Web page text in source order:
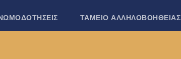
ΤΑΜΕΙΟ ΑΛΛΗΛΟΒΟΗΘΕΙΑΣ